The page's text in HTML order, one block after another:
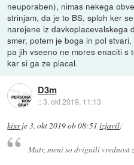
neuporaben), nimas nekega
strinjam, da je to BS, sploh ker
narejene iz davkoplacevalskega
smer, potem je boga in pol
pa jih vseeno ne mores enaciti s
kar si ga ze placal.
D3m
::3. okt 2019, 11:13
kixs je3. okt 2019 ob 08:51 izjavil:
Matr, meni so dvignili vrednost